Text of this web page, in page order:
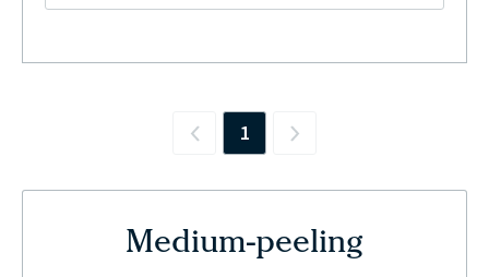
Previous
1 Next
Medium-peeling